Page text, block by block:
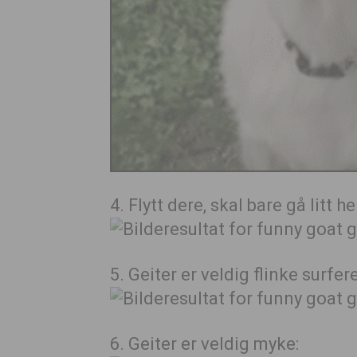
4. Flytt dere, skal bare gå litt
5. Geiter er veldig flinke
6. Geiter er veldig myke: